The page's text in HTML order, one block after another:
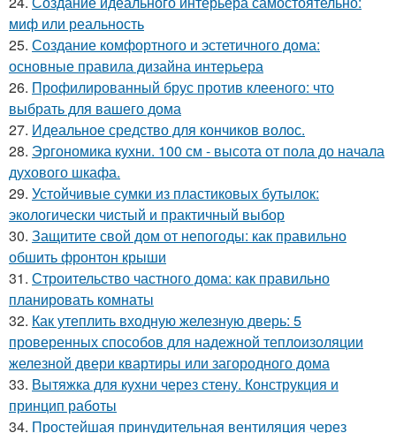
миф или реальность
25. Создание комфортного и эстетичного дома:
основные правила дизайна интерьера
26. Профилированный брус против клееного: что
выбрать для вашего дома
27. Идеальное средство для кончиков волос.
28. Эргономика кухни. 100 см - высота от пола до начала
духового шкафа.
29. Устойчивые сумки из пластиковых бутылок:
экологически чистый и практичный выбор
30. Защитите свой дом от непогоды: как правильно
обшить фронтон крыши
31. Строительство частного дома: как правильно
планировать комнаты
32. Как утеплить входную железную дверь: 5
проверенных способов для надежной теплоизоляции
железной двери квартиры или загородного дома
33. Вытяжка для кухни через стену. Конструкция и
принцип работы
34. Простейшая принудительная вентиляция через